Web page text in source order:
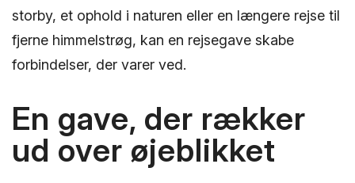
storby, et ophold i naturen eller en længere rejse til
fjerne himmelstrøg, kan en rejsegave skabe
forbindelser, der varer ved.
En gave, der rækker
ud over øjeblikket